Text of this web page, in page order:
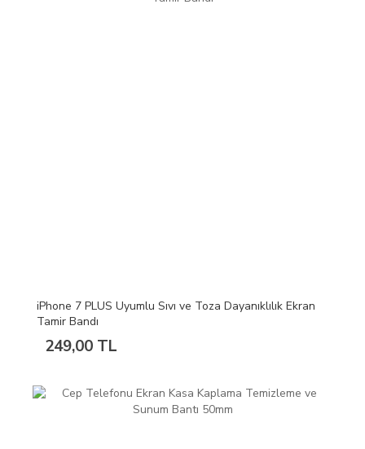
iPhone 7 PLUS Uyumlu Sıvı ve Toza Dayanıklılık Ekran
Tamir Bandı
249,00 TL